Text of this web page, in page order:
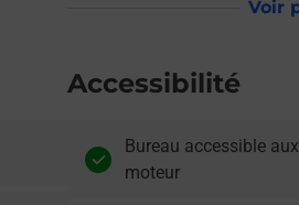
Voir
Accessibilité
Bureau accessible
moteur